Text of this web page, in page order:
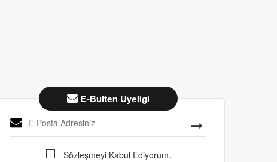
E-Bulten Uyeligi
Sözleşmeyi Kabul Ediyorum.